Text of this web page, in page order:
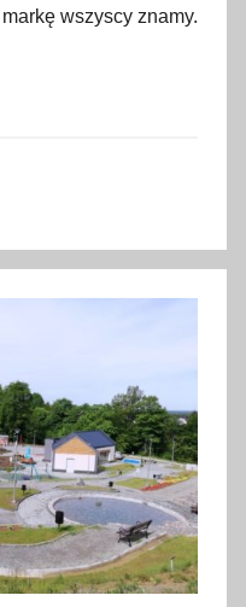
wszyscy znamy.